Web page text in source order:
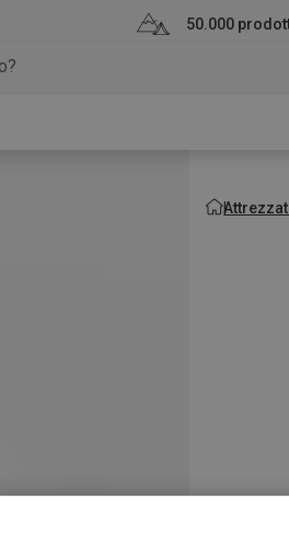
50.000